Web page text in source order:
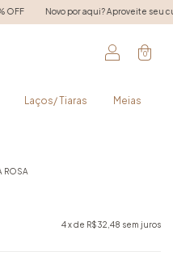
Aproveite seu cupom BEMVINDO e
0
Laços/ Tiaras
Meias
ROSA
4x de R$32,48 sem juros